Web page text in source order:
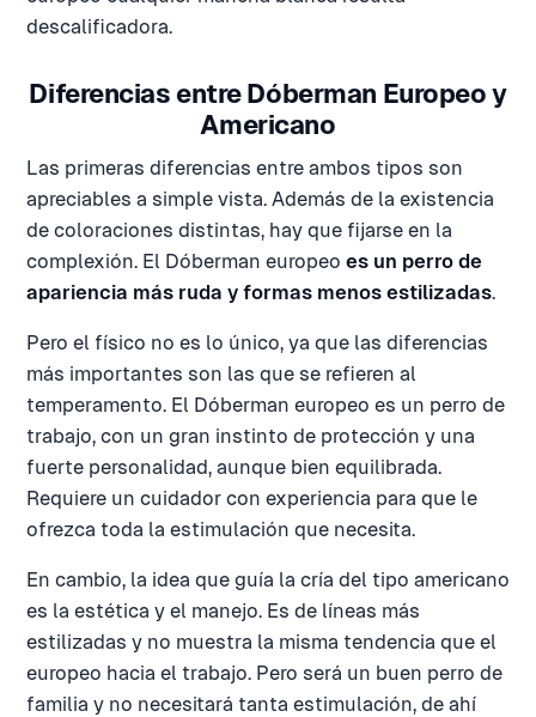
descalificadora.
Diferencias entre Dóberman Europeo y
Americano
Las primeras diferencias entre ambos tipos son
apreciables a simple vista. Además de la existencia
de coloraciones distintas, hay que fijarse en la
complexión. El Dóberman europeo es un perro de
apariencia más ruda y formas menos estilizadas.
Pero el físico no es lo único, ya que las diferencias
más importantes son las que se refieren al
temperamento. El Dóberman europeo es un perro de
trabajo, con un gran instinto de protección y una
fuerte personalidad, aunque bien equilibrada.
Requiere un cuidador con experiencia para que le
ofrezca toda la estimulación que necesita.
En cambio, la idea que guía la cría del tipo americano
es la estética y el manejo. Es de líneas más
estilizadas y no muestra la misma tendencia que el
europeo hacia el trabajo. Pero será un buen perro de
familia y no necesitará tanta estimulación, de ahí